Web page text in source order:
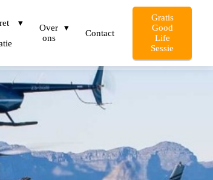
Over
ons
Contact
Gratis
Good
Life
Sessie